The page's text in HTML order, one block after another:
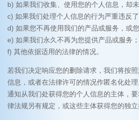
b) 如果我们收集、使用您的个人信息，却
c) 如果我们处理个人信息的行为严重违反了
d) 如果您不再使用我们的产品或服务，或
e) 如果我们永久不再为您提供产品或服务；
f) 其他依据适用的法律的情况。
若我们决定响应您的删除请求，我们将按
信息，或者在法律许可的情况作匿名化处
通知从我们处获得您的个人信息的主体，
律法规另有规定，或这些主体获得您的独立